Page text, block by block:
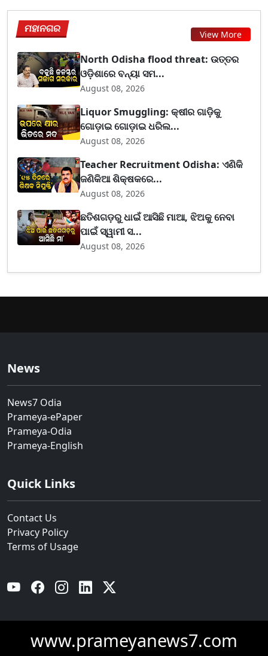
ମହାନଗର View More
North Odisha flood threat: ଉତ୍ତର
ଓଡ଼ିଶାରେ ବନ୍ୟା ସମ...
August 08, 2026
Liquor Smuggling: କ୍ଷୀର ଗାଡ଼ିକୁ
ଗୋଡ଼ାଇ ଗୋଡ଼ାଇ ଧରିଲ...
August 08, 2026
Teacher Recruitment Odisha: ଏଣିକି
ଜଣିକିଆ ଶିକ୍ଷକରେ...
August 08, 2026
ଛତିଶଗଡ଼ରୁ ଧାଇଁ ଆସିଛି ମାଆ, ଝିଅକୁ ନେବା
ପାଇଁ ସ୍ୱାମୀ ସ...
August 08, 2026
News
News7 Odia
Prameya-ePaper
Prameya-Odia
Prameya-English
Quick Links
Contact Us
Privacy Policy
Terms of Usage
YouTube Facebook Instagram Linkedin
www.prameyanews7.com